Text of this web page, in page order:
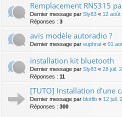
Remplacement RNS315
Dernier message par Sly83 « 12 août
Réponses : 3
avis modèle autoradio ?
Dernier message par euphrat « 01
installation kit bluetooth
Dernier message par Sly83 « 28 juil.
Réponses : 11
[TUTO] Installation d'une
Dernier message par blotfib « 12 juil.
Réponses : 300